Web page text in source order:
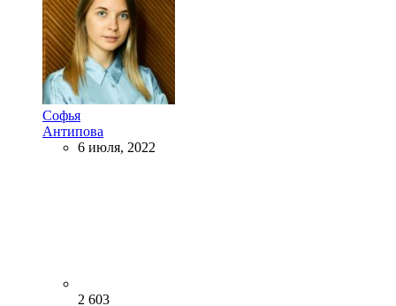
Софья
Антипова
6 июля, 2022
2 603